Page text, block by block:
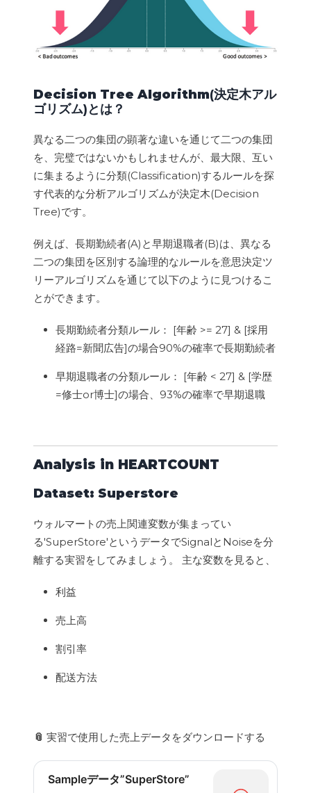
Decision Tree Algorithm(決定木アル
ゴリズム)とは？
異なる二つの集団の顕著な違いを通じて二つの集団
を、完璧ではないかもしれませんが、最大限、互い
に集まるように分類(Classification)するルールを探
す代表的な分析アルゴリズムが決定木(Decision
Tree)です。
例えば、長期勤続者(A)と早期退職者(B)は、異なる
二つの集団を区別する論理的なルールを意思決定ツ
リーアルゴリズムを通じて以下のように見つけるこ
とができます。
長期勤続者分類ルール： [年齢 >= 27] & [採用
経路=新聞広告]の場合90%の確率で長期勤続者
早期退職者の分類ルール： [年齢 < 27] & [学歴
=修士or博士]の場合、93%の確率で早期退職
Analysis in HEARTCOUNT
Dataset: Superstore
ウォルマートの売上関連変数が集まってい
る'SuperStore'というデータでSignalとNoiseを分
離する実習をしてみましょう。 主な変数を見ると、
利益
売上高
割引率
配送方法
📎 実習で使用した売上データをダウンロードする
Sampleデータ”SuperStore”